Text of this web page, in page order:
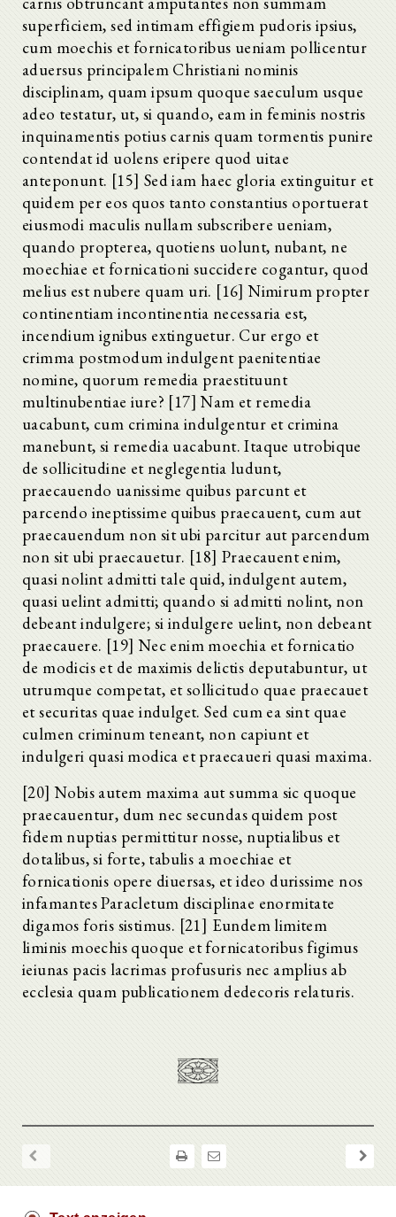
superficiem, sed intimam effigiem pudoris ipsius,
cum moechis et fornicatoribus ueniam pollicentur
aduersus principalem Christiani nominis
disciplinam, quam ipsum quoque saeculum usque
adeo testatur, ut, si quando, eam in feminis nostris
inquinamentis potius carnis quam tormentis punire
contendat id uolens eripere quod uitae
anteponunt. [15] Sed iam haec gloria extinguitur et
quidem per eos quos tanto constantius oportuerat
eiusmodi maculis nullam subscribere ueniam,
quando propterea, quotiens uolunt, nubant, ne
moechiae et fornicationi succidere cogantur, quod
melius est nubere quam uri. [16] Nimirum propter
continentiam incontinentia necessaria est,
incendium ignibus extinguetur. Cur ergo et
crimma postmodum indulgent paenitentiae
nomine, quorum remedia praestituunt
multinubentiae iure? [17] Nam et remedia
uacabunt, cum crimina indulgentur et crimina
manebunt, si remedia uacabunt. Itaque utrobique
de sollicitudine et neglegentia ludunt,
praecauendo uanissime quibus parcunt et
parcendo ineptissime quibus praecauent, cum aut
praecauendum non sit ubi parcitur aut parcendum
non sit ubi praecauetur. [18] Praecauent enim,
quasi nolint admitti tale quid, indulgent autem,
quasi uelint admitti; quando si admitti nolint, non
debeant indulgere; si indulgere uelint, non debeant
praecauere. [19] Nec enim moechia et fornicatio
de modicis et de maximis delictis deputabuntur, ut
utrumque competat, et sollicitudo quae praecauet
et securitas quae indulget. Sed cum ea sint quae
culmen criminum teneant, non capiunt et
indulgeri quasi modica et praecaueri quasi maxima.
[20] Nobis autem maxima aut summa sic quoque
praecauentur, dum nec secundas quidem post
fidem nuptias permittitur nosse, nuptialibus et
dotalibus, si forte, tabulis a moechiae et
fornicationis opere diuersas, et ideo durissime nos
infamantes Paracletum disciplinae enormitate
digamos foris sistimus. [21] Eundem limitem
liminis moechis quoque et fornicatoribus figimus
ieiunas pacis lacrimas profusuris nec amplius ab
ecclesia quam publicationem dedecoris relaturis.